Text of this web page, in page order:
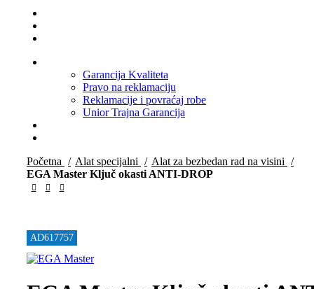
Garancija Kvaliteta
Pravo na reklamaciju
Reklamacije i povraćaj robe
Unior Trajna Garancija
Početna
Alat specijalni
Alat za bezbedan rad na visini
EGA Master Ključ okasti ANTI-DROP
AD617757